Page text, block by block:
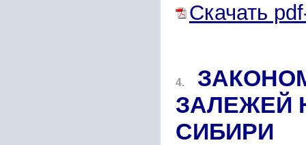
Скачать
4.
ЗАЛЕЖЕЙ
СИБИРИ